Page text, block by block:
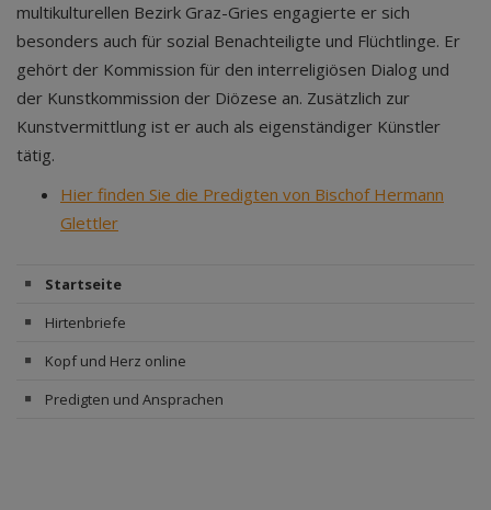
multikulturellen Bezirk Graz-Gries engagierte er sich
besonders auch für sozial Benachteiligte und Flüchtlinge. Er
gehört der Kommission für den interreligiösen Dialog und
der Kunstkommission der Diözese an. Zusätzlich zur
Kunstvermittlung ist er auch als eigenständiger Künstler
tätig.
Hier finden Sie die Predigten von Bischof Hermann
Glettler
Startseite
Hirtenbriefe
Kopf und Herz online
Predigten und Ansprachen